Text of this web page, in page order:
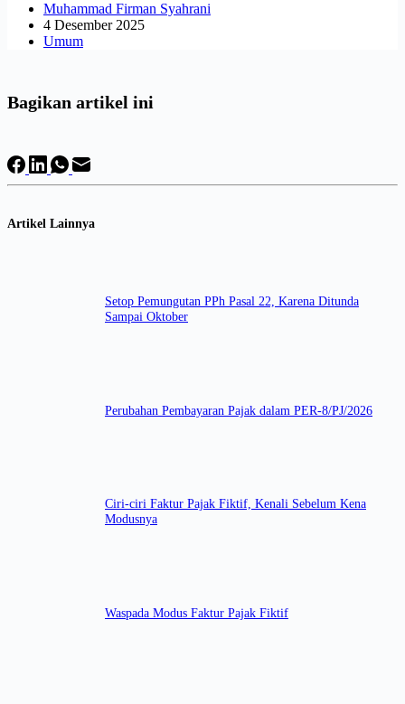
Muhammad Firman Syahrani
4 Desember 2025
Umum
Bagikan artikel ini
Artikel Lainnya
Setop Pemungutan PPh Pasal 22, Karena Ditunda
Sampai Oktober
Perubahan Pembayaran Pajak dalam PER-8/PJ/2026
Ciri-ciri Faktur Pajak Fiktif, Kenali Sebelum Kena
Modusnya
Waspada Modus Faktur Pajak Fiktif